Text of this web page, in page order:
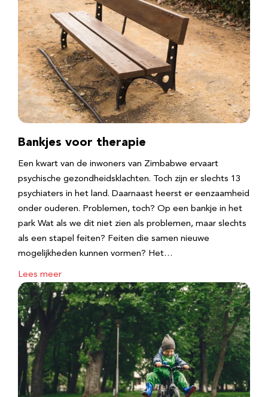
Bankjes voor therapie
Een kwart van de inwoners van Zimbabwe ervaart
psychische gezondheidsklachten. Toch zijn er slechts 13
psychiaters in het land. Daarnaast heerst er eenzaamheid
onder ouderen. Problemen, toch? Op een bankje in het
park Wat als we dit niet zien als problemen, maar slechts
als een stapel feiten? Feiten die samen nieuwe
mogelijkheden kunnen vormen? Het…
Lees meer